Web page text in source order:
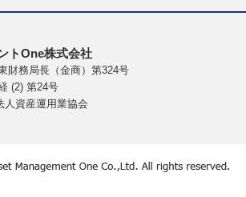
トOne株式会社
財務局長（金商）第324号
(2) 第24号
人資産運用業協会